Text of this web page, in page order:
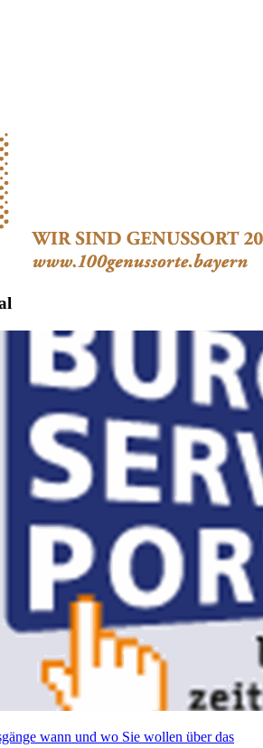
wann und wo Sie wollen über das